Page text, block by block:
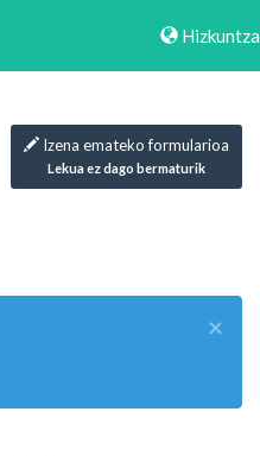
Hizkuntza
Izena emateko formularioa
Lekua ez dago bermaturik
×